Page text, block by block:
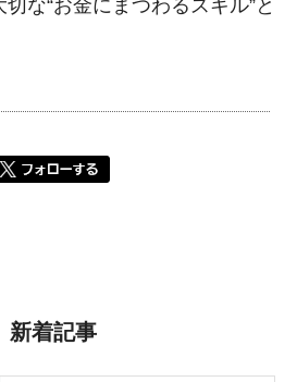
な“お金にまつわるスキル”と
新着記事